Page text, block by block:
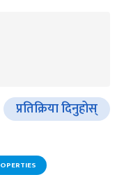
प्रतिक्रिया दिनुहोस्